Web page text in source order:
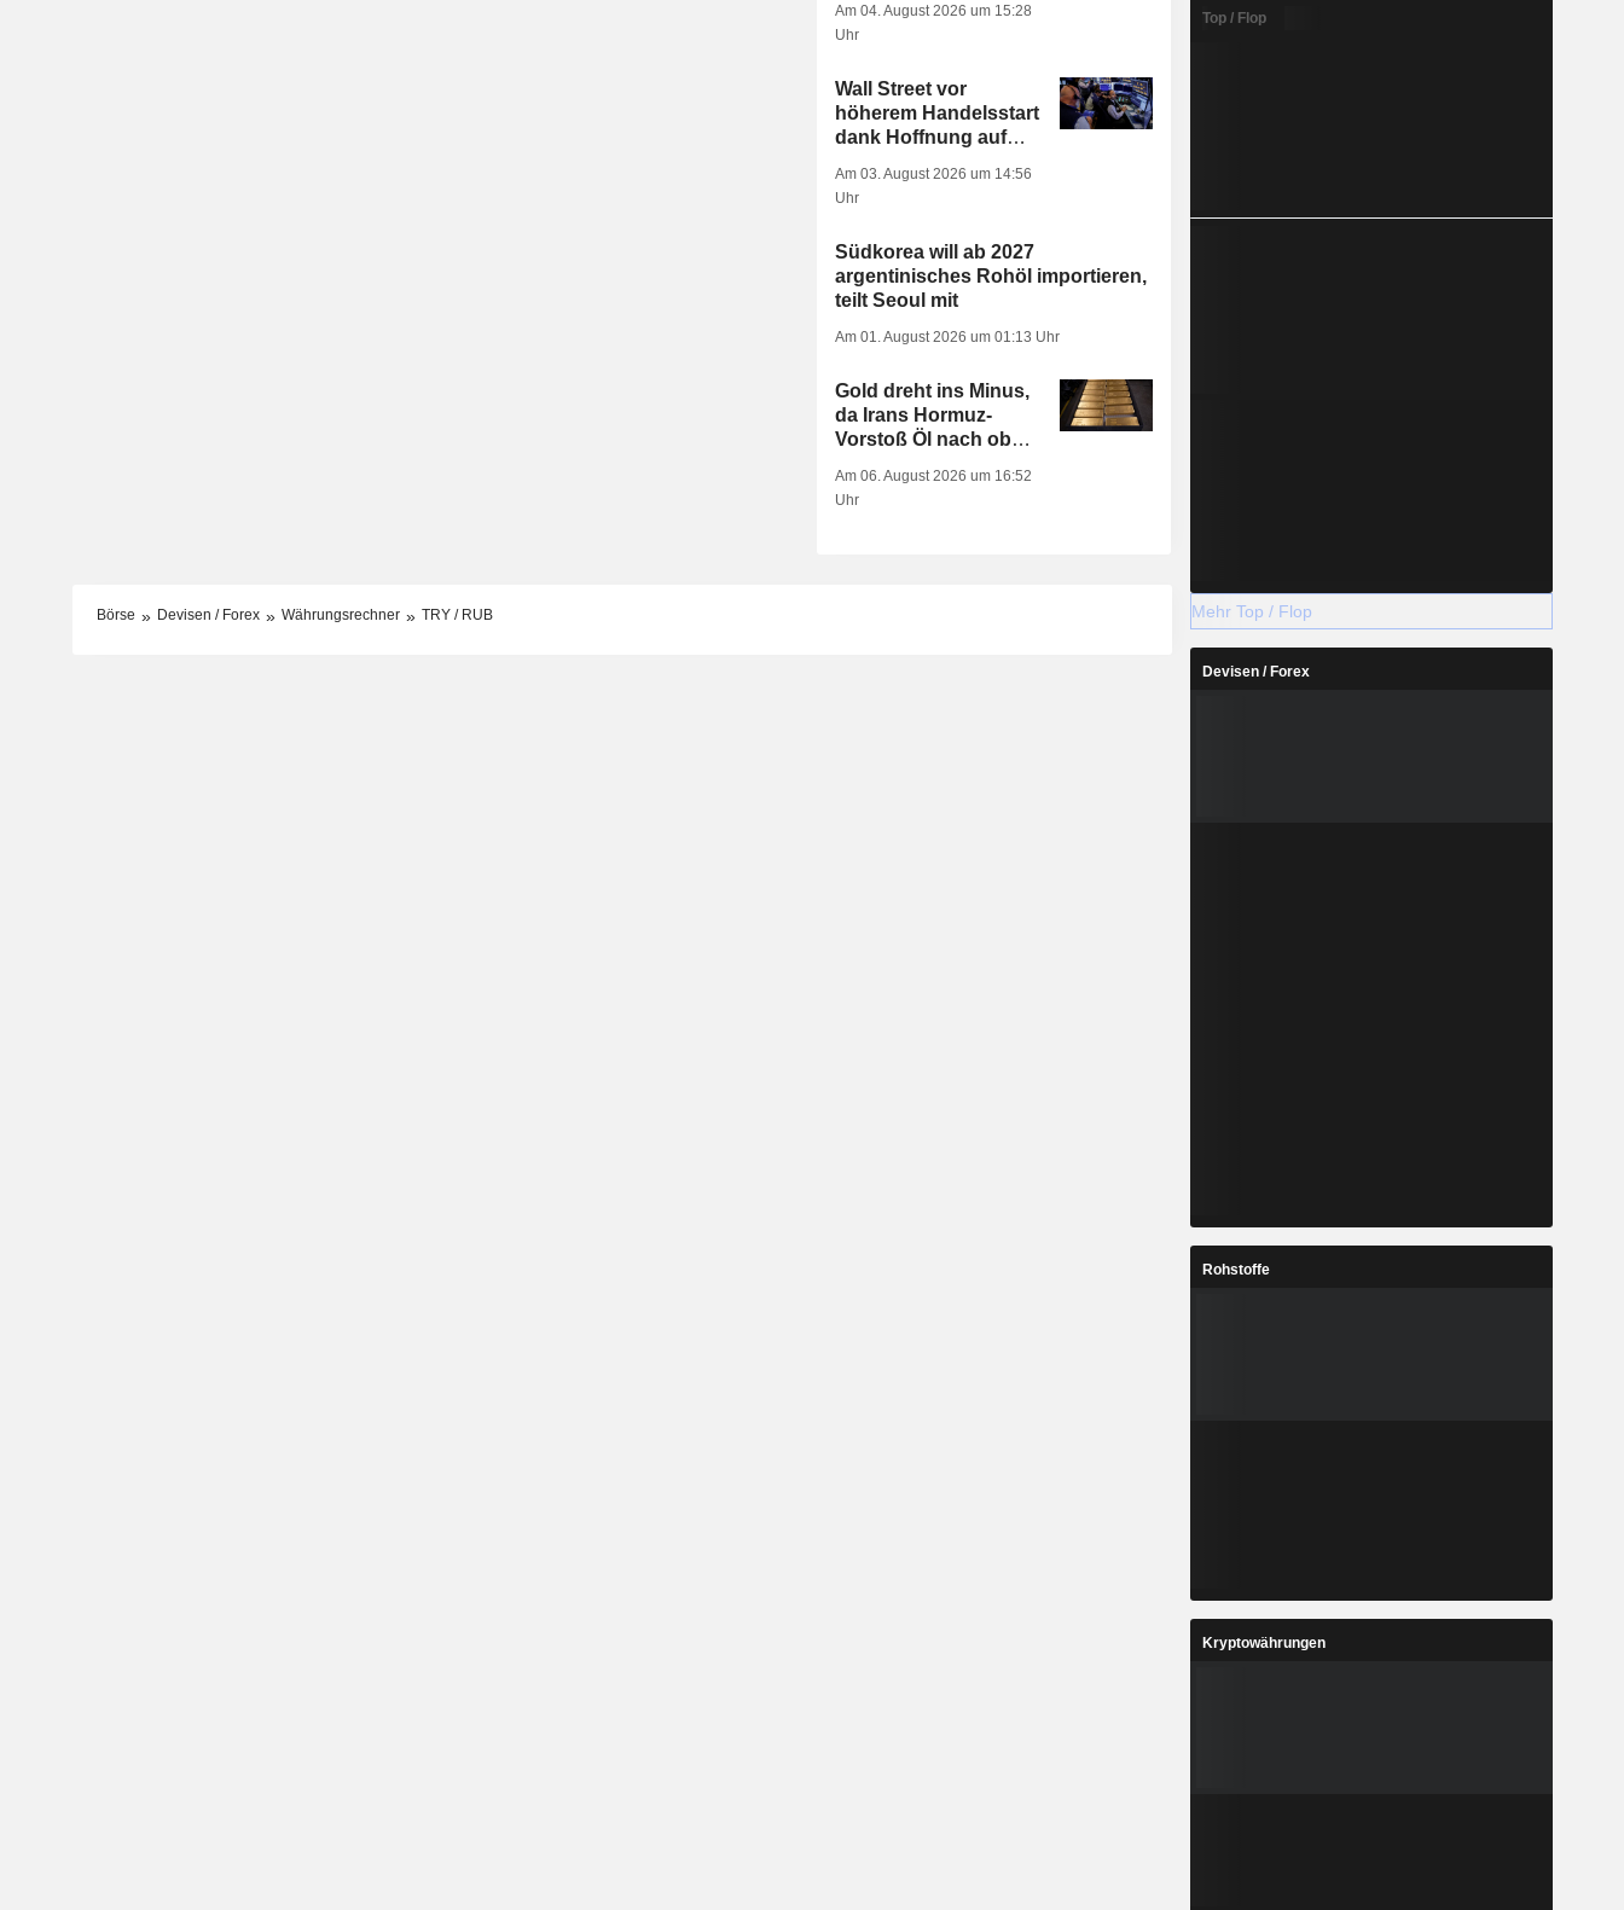
Am 04. August 2026 um 15:28
Uhr
Wall Street vor
höherem Handelsstart
dank Hoffnung auf
Gesundheitssektor im
Fokus
Am 03. August 2026 um 14:56
Uhr
Südkorea will ab 2027
argentinisches Rohöl importieren,
teilt Seoul mit
Am 01. August 2026 um 01:13 Uhr
Gold dreht ins Minus,
da Irans Hormuz-
Vorstoß Öl nach oben
Am 06. August 2026 um 16:52
Uhr
Börse Devisen / Forex Währungsrechner TRY / RUB
Top / Flop
Mehr Top / Flop
Devisen / Forex
Rohstoffe
Kryptowährungen